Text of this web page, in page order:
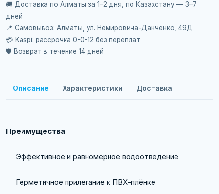
🚚 Доставка по Алматы за 1–2 дня, по Казахстану — 3–7
дней
📍 Самовывоз: Алматы, ул. Немировича-Данченко, 49Д
💳 Kaspi: рассрочка 0-0-12 без переплат
🛡️ Возврат в течение 14 дней
Описание Характеристики Доставка
Преимущества
Эффективное и равномерное водоотведение
Герметичное прилегание к ПВХ-плёнке